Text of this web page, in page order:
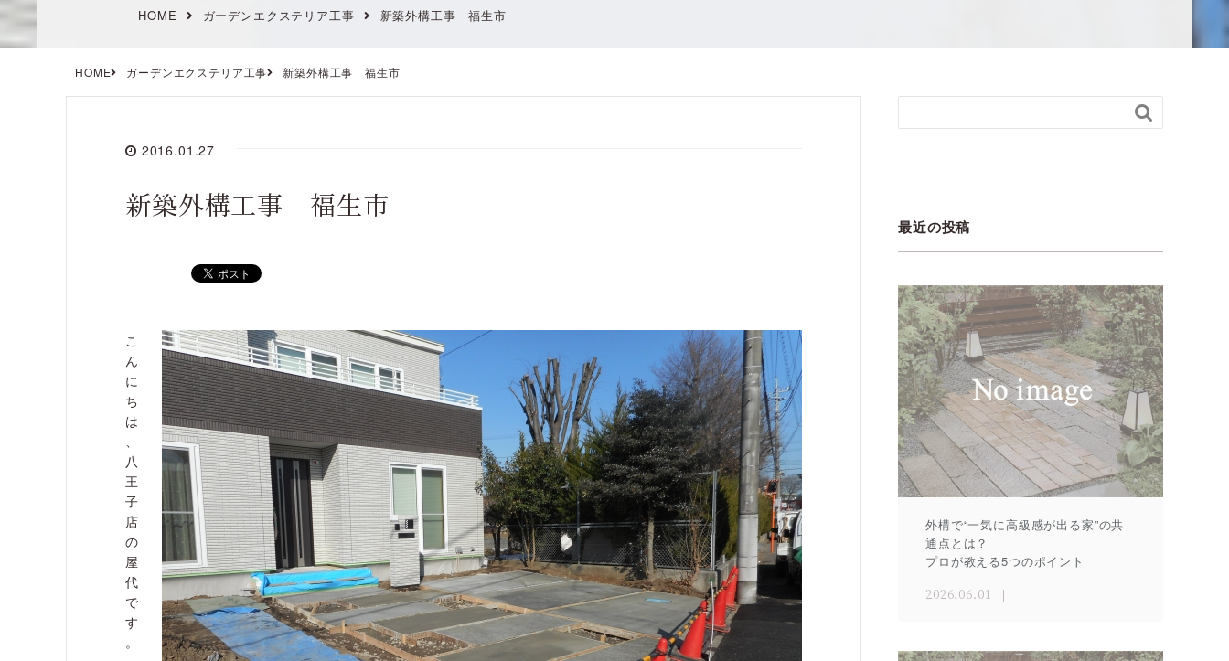
HOME ガーデンエクステリア工事 新築外構工事 福生市
HOME ガーデンエクステリア工事 新築外構工事 福生市
2016.01.27
新築外構工事 福生市
こ
ん
に
ち
は
、
八
王
子
店
の
屋
代
で
す
。

最近の投稿
外構で“一気に高級感が出る家”の共
通点とは？
プロが教える5つのポイント
2026.06.01